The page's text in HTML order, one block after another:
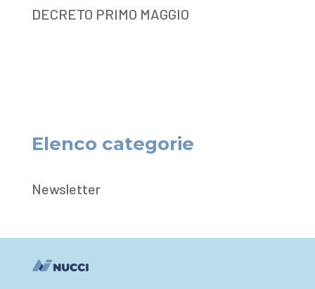
DECRETO PRIMO MAGGIO
Elenco categorie
Newsletter